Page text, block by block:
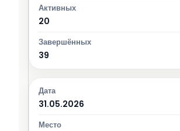
20
39
31.05.2026